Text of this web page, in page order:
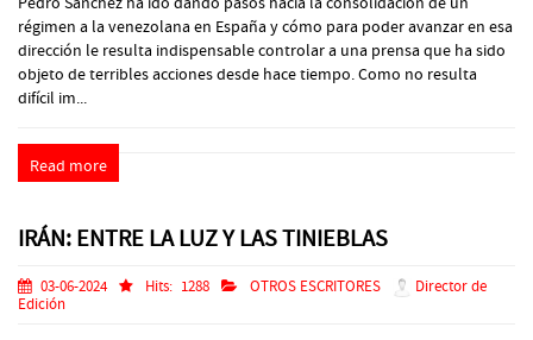
régimen a la venezolana en España y cómo para poder avanzar en esa
dirección le resulta indispensable controlar a una prensa que ha sido
objeto de terribles acciones desde hace tiempo. Como no resulta
difícil im...
Read more
IRÁN: ENTRE LA LUZ Y LAS TINIEBLAS
03-06-2024 Hits: 1288 OTROS ESCRITORES
Director de
Edición